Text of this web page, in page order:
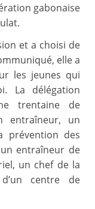
gabonaise
et a choisi de
elle a
les jeunes qui
La délégation
trentaine de
entraîneur, un
prévention des
entraîneur de
un chef de la
centre de